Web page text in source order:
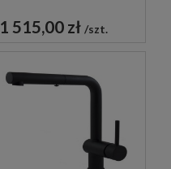
CZARNA
1 515,00 zł szt.